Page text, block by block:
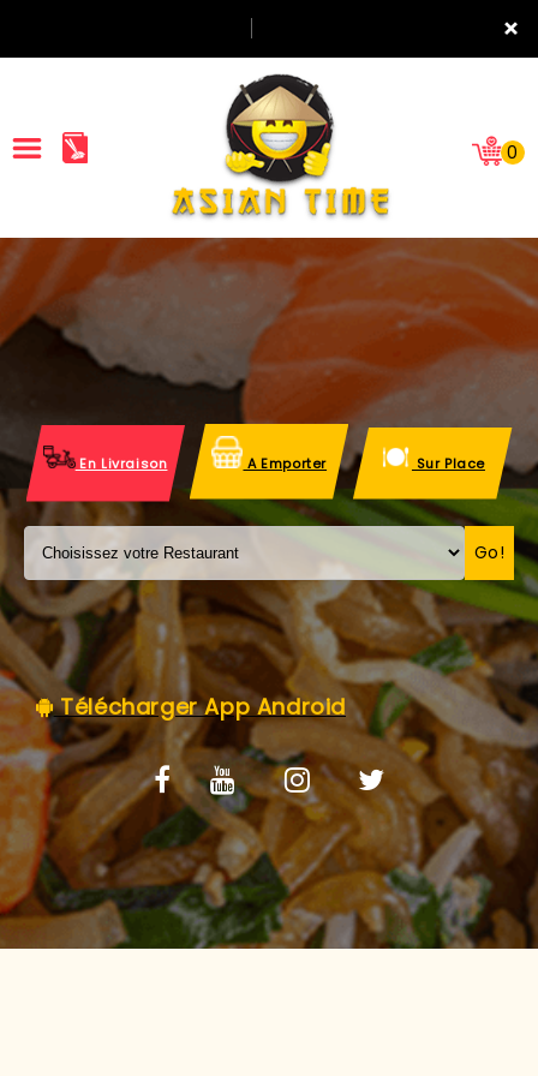
×
ACCUEIL
LA CARTE
VOS AVIS
MENTIONS LÉGALES
C.G.V
0
En Livraison A Emporter Sur Place
Go!
Télécharger App Android